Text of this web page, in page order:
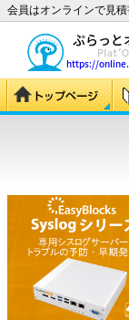
会員はオンラインで見